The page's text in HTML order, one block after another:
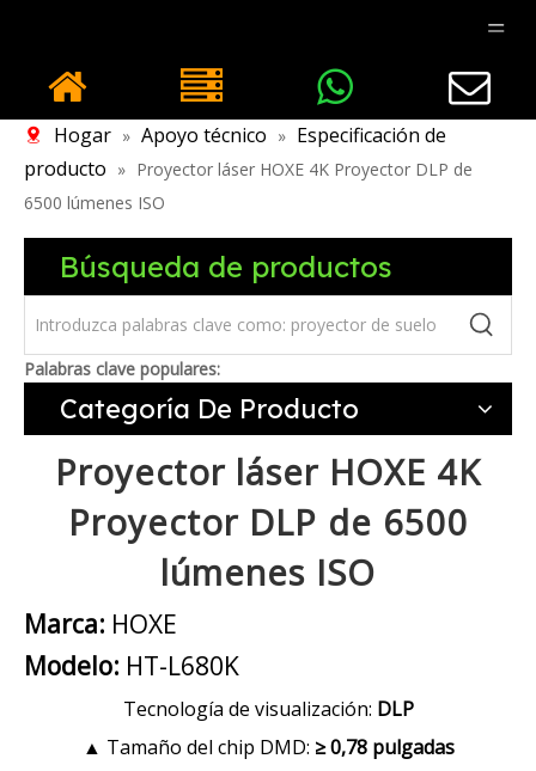
Hogar » Apoyo técnico » Especificación de
producto » Proyector láser HOXE 4K Proyector DLP de
6500 lúmenes ISO
Búsqueda de productos
Palabras clave populares:
Categoría De Producto
Proyector láser HOXE 4K
Proyector DLP de 6500
lúmenes ISO
Marca: HOXE
Modelo: HT-L680K
Tecnología de visualización: DLP
▲ Tamaño del chip DMD: ≥ 0,78 pulgadas